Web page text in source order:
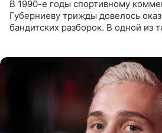
В 1990-е годы спортивному
Губерниеву трижды довелось
бандитских разборок. В одной из